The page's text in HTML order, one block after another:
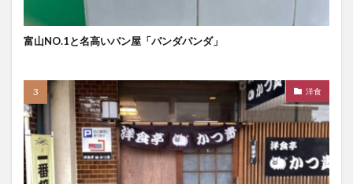
富山NO.1と名高いパン屋「パンダパンダ」
洋食